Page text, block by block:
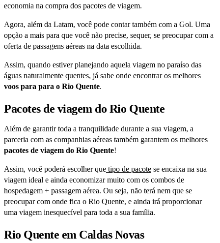
economia na compra dos pacotes de viagem.
Agora, além da Latam, você pode contar também com a Gol. Uma
opção a mais para que você não precise, sequer, se preocupar com a
oferta de passagens aéreas na data escolhida.
Assim, quando estiver planejando aquela viagem no paraíso das
águas naturalmente quentes, já sabe onde encontrar os melhores
voos para para o Rio Quente.
Pacotes de viagem do Rio Quente
Além de garantir toda a tranquilidade durante a sua viagem, a
parceria com as companhias aéreas também garantem os melhores
pacotes de viagem do Rio Quente!
Assim, você poderá escolher que tipo de pacote se encaixa na sua
viagem ideal e ainda economizar muito com os combos de
hospedagem + passagem aérea. Ou seja, não terá nem que se
preocupar com onde fica o Rio Quente, e ainda irá proporcionar
uma viagem inesquecível para toda a sua família.
Rio Quente em Caldas Novas